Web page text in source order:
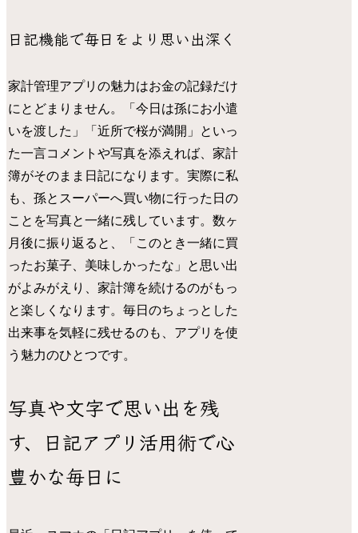
日記機能で毎日をより思い出深く
家計管理アプリの魅力はお金の記録だけ
にとどまりません。「今日は孫にお小遣
いを渡した」「近所で桜が満開」といっ
た一言コメントや写真を添えれば、家計
簿がそのまま日記になります。実際に私
も、孫とスーパーへ買い物に行った日の
ことを写真と一緒に残しています。数ヶ
月後に振り返ると、「このとき一緒に買
ったお菓子、美味しかったな」と思い出
がよみがえり、家計簿を続けるのがもっ
と楽しくなります。毎日のちょっとした
出来事を気軽に残せるのも、アプリを使
う魅力のひとつです。
写真や文字で思い出を残
す、日記アプリ活用術で心
豊かな毎日に